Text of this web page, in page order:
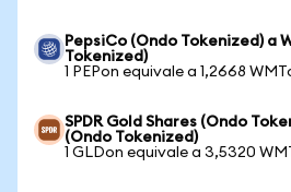
PepsiCo (Ondo Tokenized) a
Tokenized)
1 PEPon equivale a 1,2668
SPDR Gold Shares (Ondo
(Ondo Tokenized)
1 GLDon equivale a 3,5320